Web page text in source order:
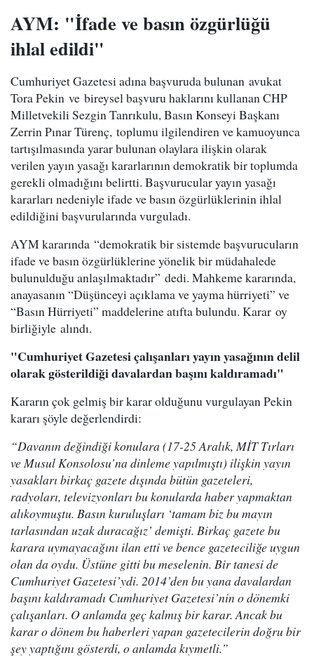
AYM: "İfade ve basın özgürlüğü
ihlal edildi"
Cumhuriyet Gazetesi adına başvuruda bulunan avukat
Tora Pekin ve bireysel başvuru haklarını kullanan CHP
Milletvekili Sezgin Tanrıkulu, Basın Konseyi Başkanı
Zerrin Pınar Türenç, toplumu ilgilendiren ve kamuoyunca
tartışılmasında yarar bulunan olaylara ilişkin olarak
verilen yayın yasağı kararlarının demokratik bir toplumda
gerekli olmadığını belirtti. Başvurucular yayın yasağı
kararları nedeniyle ifade ve basın özgürlüklerinin ihlal
edildiğini başvurularında vurguladı.
AYM kararında “demokratik bir sistemde başvurucuların
ifade ve basın özgürlüklerine yönelik bir müdahalede
bulunulduğu anlaşılmaktadır” dedi. Mahkeme kararında,
anayasanın “Düşünceyi açıklama ve yayma hürriyeti” ve
“Basın Hürriyeti” maddelerine atıfta bulundu. Karar oy
birliğiyle alındı.
"Cumhuriyet Gazetesi çalışanları yayın yasağının delil
olarak gösterildiği davalardan başını kaldıramadı"
Kararın çok gelmiş bir karar olduğunu vurgulayan Pekin
kararı şöyle değerlendirdi:
“Davanın değindiği konulara (17-25 Aralık, MİT Tırları
ve Musul Konsolosu’na dinleme yapılmıştı) ilişkin yayın
yasakları birkaç gazete dışında bütün gazeteleri,
radyoları, televizyonları bu konularda haber yapmaktan
alıkoymuştu. Basın kuruluşları ‘tamam biz bu mayın
tarlasından uzak duracağız’ demişti. Birkaç gazete bu
karara uymayacağını ilan etti ve bence gazeteciliğe uygun
olan da oydu. Üstüne gitti bu meselenin. Bir tanesi de
Cumhuriyet Gazetesi’ydi. 2014’den bu yana davalardan
başını kaldıramadı Cumhuriyet Gazetesi’nin o dönemki
çalışanları. O anlamda geç kalmış bir karar. Ancak bu
karar o dönem bu haberleri yapan gazetecilerin doğru bir
şey yaptığını gösterdi, o anlamda kıymetli.”